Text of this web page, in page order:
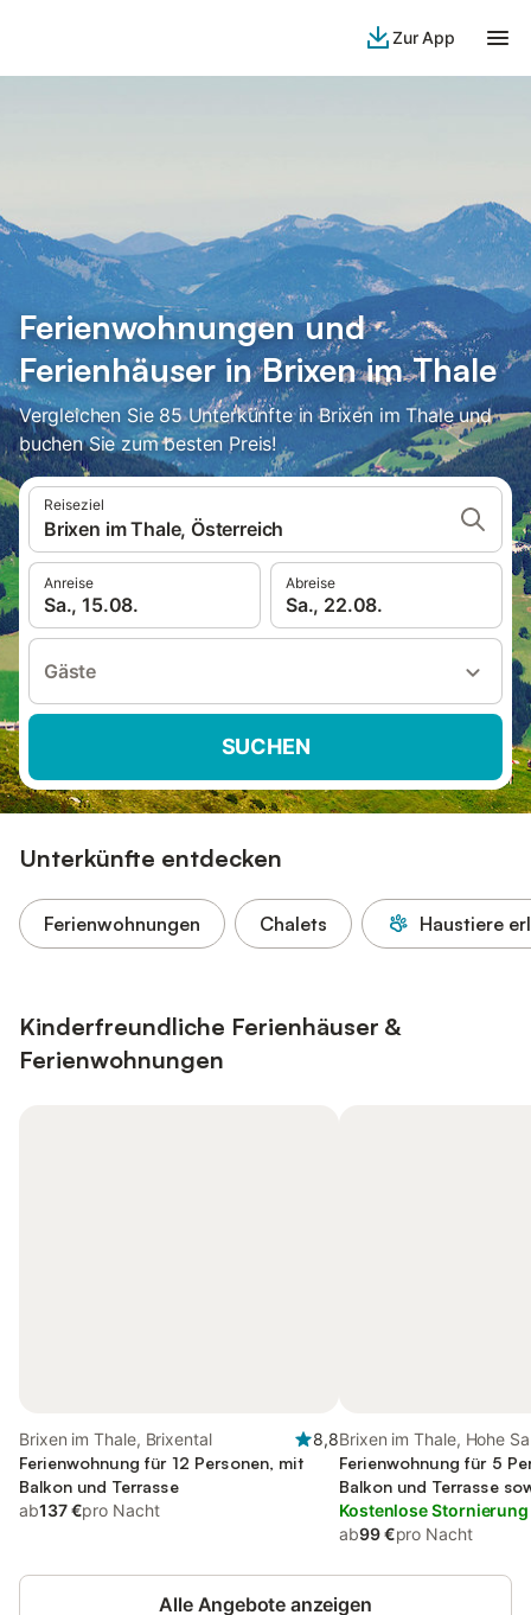
Zur App
Ferienwohnungen und
Ferienhäuser in Brixen im Thale
Vergleichen Sie 85 Unterkünfte in Brixen im Thale und
buchen Sie zum besten Preis!
Reiseziel
Brixen im Thale, Österreich
Anreise
Sa., 15.08.
Abreise
Sa., 22.08.
Gäste
SUCHEN
Unterkünfte entdecken
Ferienwohnungen Chalets Haustiere
Kinderfreundliche Ferienhäuser &
Ferienwohnungen
Brixen im Thale, Brixental
8,8
Ferienwohnung für 12 Personen, mit
Balkon und Terrasse
ab137 €pro Nacht
Brixen im Thale, Hohe
Ferienwohnung für 5
Balkon und Terrasse
Kostenlose Stornierung
ab99 €pro Nacht
Alle Angebote anzeigen